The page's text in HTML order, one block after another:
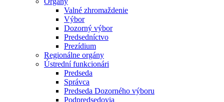
Valné zhromaždenie
Výbor
Dozorný výbor
Predsedníctvo
Prezídium
Regionálne orgány
Ústrední funkcionári
Predseda
Správca
Predseda Dozorného výboru
Podpredsedovia